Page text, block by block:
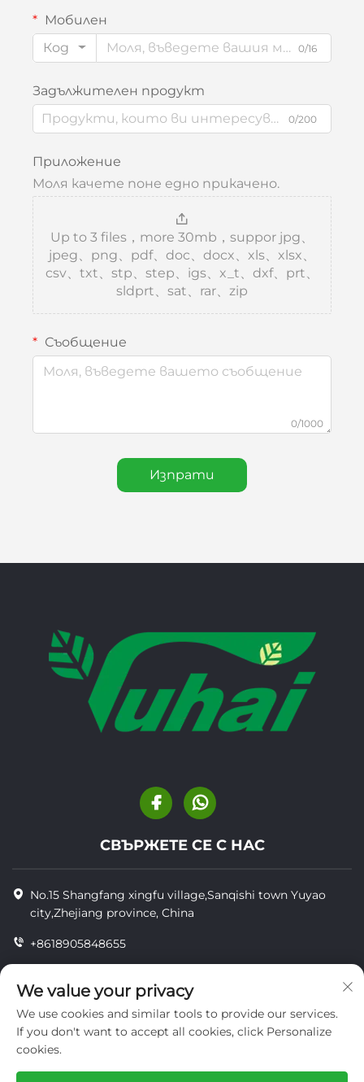
Мобилен
Код
0/16
Задължителен продукт
0/200
Приложение
Моля качете поне едно прикачено.
Up to 3 files，more 30mb，suppor jpg、
jpeg、png、pdf、doc、docx、xls、xlsx、
csv、txt、stp、step、igs、x_t、dxf、prt、
sldprt、sat、rar、zip
Съобщение
0/1000
Изпрати
СВЪРЖЕТЕ СЕ С НАС
No.15 Shangfang xingfu village,Sanqishi town Yuyao
city,Zhejiang province, China
+8618905848655
[email protected]
We value your privacy
We use cookies and similar tools to provide our services.
If you don't want to accept all cookies, click Personalize
cookies.